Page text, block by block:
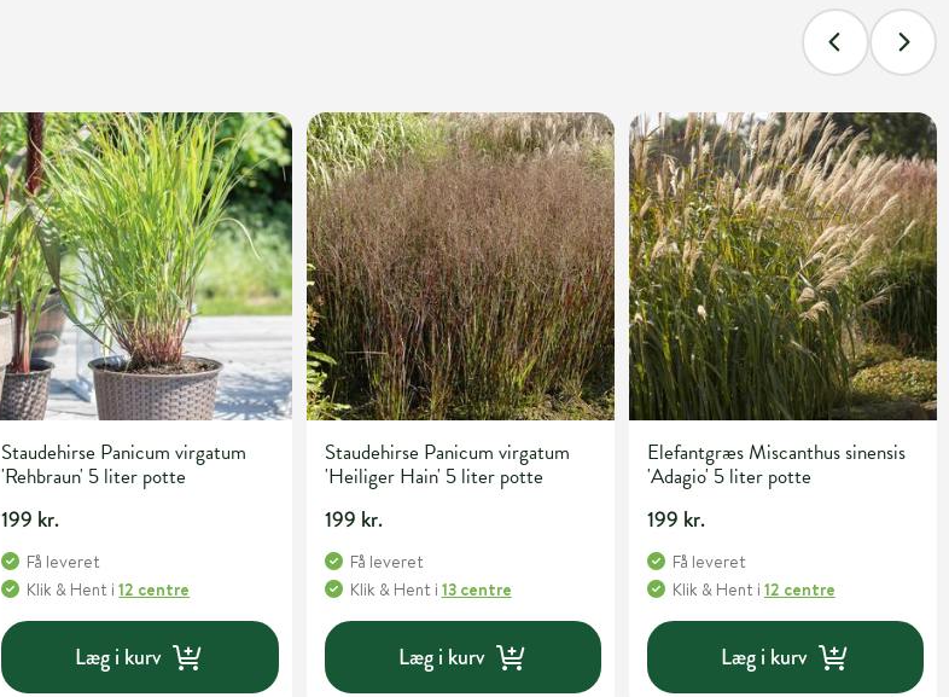
Staudehirse Panicum virgatum
'Rehbraun' 5 liter potte
199 kr.
Få leveret
Klik & Hent i12 centre
Læg i kurv
Staudehirse Panicum virgatum
'Heiliger Hain' 5 liter potte
199 kr.
Få leveret
Klik & Hent i 13 centre
Læg i kurv
Elefantgræs Miscanthus sinensis
'Adagio' 5 liter potte
199 kr.
Få leveret
Klik & Hent i 12 centre
Læg i kurv